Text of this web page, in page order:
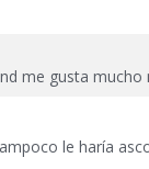
me gusta mucho
le haría